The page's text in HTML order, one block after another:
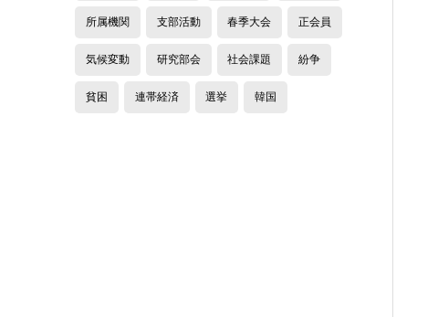
所属機関 支部活動 春季大会 正会員
気候変動 研究部会 社会課題 紛争
貧困 連帯経済 選挙 韓国